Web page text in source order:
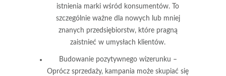
istnienia marki wśród konsumentów. To
szczególnie ważne dla nowych lub mniej
znanych przedsiębiorstw, które pragną
zaistnieć w umysłach klientów.
Budowanie pozytywnego wizerunku –
Oprócz sprzedaży, kampania może skupiać się